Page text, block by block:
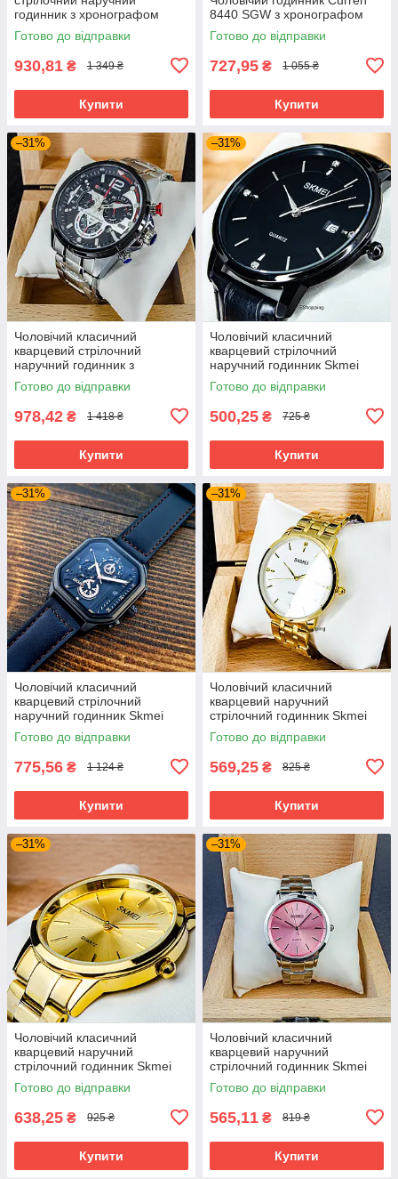
годинник з хронографом
Curren 8329 оригінал. Зі
шкіряним ремінцем. Blue-
Готово до відправки
930,81 ₴ 1 349 ₴
Купити
8440 SGW з хронографом
Готово до відправки
727,95 ₴ 1 055 ₴
Купити
–31%
Чоловічий класичний
кварцевий стрілочний
наручний годинник з
хронографом Curren 8395
SB. Металевий браслет
Готово до відправки
978,42 ₴ 1 418 ₴
Купити
–31%
Чоловічий класичний
кварцевий стрілочний
наручний годинник Skmei
1801 BBL. Унісекс
Готово до відправки
500,25 ₴ 725 ₴
Купити
–31%
Чоловічий класичний
кварцевий стрілочний
наручний годинник Skmei
1963 BKRG
Готово до відправки
775,56 ₴ 1 124 ₴
Купити
–31%
Чоловічий класичний
кварцевий наручний
стрілочний годинник Skmei
1801 SGD
Готово до відправки
569,25 ₴ 825 ₴
Купити
–31%
Чоловічий класичний
кварцевий наручний
стрілочний годинник Skmei
1694 GD
Готово до відправки
638,25 ₴ 925 ₴
Купити
–31%
Чоловічий класичний
кварцевий наручний
стрілочний годинник Skmei
1694 PK
Готово до відправки
565,11 ₴ 819 ₴
Купити